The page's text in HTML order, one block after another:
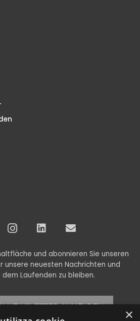
und abonnieren Sie unseren
unsere neuesten Nachrichten und
Laufenden zu bleiben.
NEWSLETTER ANMELDEN ×